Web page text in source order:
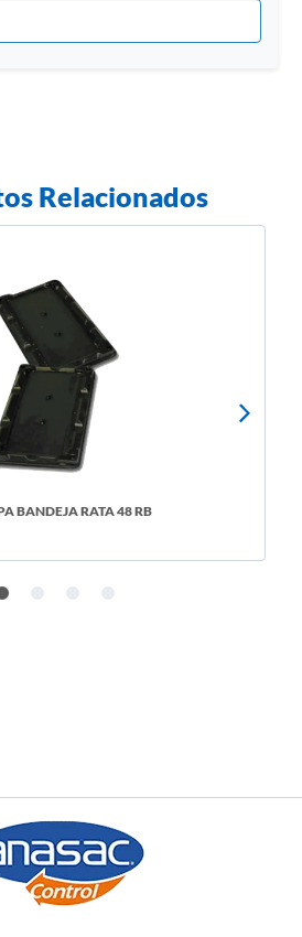
Relacionados
BANDEJA RATA 48 RB